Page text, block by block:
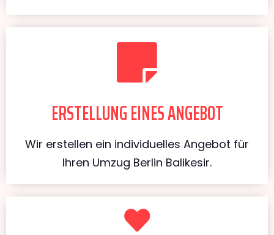
ERSTELLUNG EINES ANGEBOT
Wir erstellen ein individuelles Angebot für
Ihren Umzug Berlin Balikesir.